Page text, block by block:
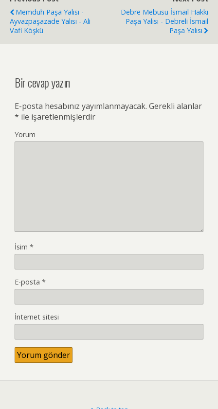
Memduh Paşa Yalısı -
Ayvazpaşazade Yalısı - Ali
Vafi Köşkü
Debre Mebusu İsmail Hakkı
Paşa Yalısı - Debreli İsmail
Paşa Yalısı
Bir cevap yazın
E-posta hesabınız yayımlanmayacak. Gerekli alanlar
* ile işaretlenmişlerdir
Yorum
İsim *
E-posta *
İnternet sitesi